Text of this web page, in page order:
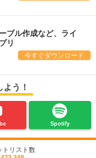
ブル作成など、ライ
リ
今すぐダウンロード
う！
Spotify
トリスト数